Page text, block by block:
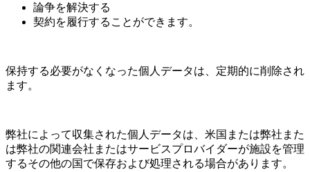
論争を解決する
契約を履行することができます。
保持する必要がなくなった個人データは、定期的に削除され
ます。
弊社によって収集された個人データは、米国または弊社また
は弊社の関連会社またはサービスプロバイダーが施設を管理
するその他の国で保存および処理される場合があります。